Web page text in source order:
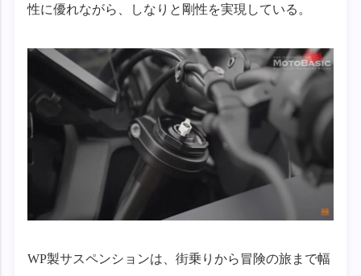
性に優れながら、しなりと剛性を実現している。
WP製サスペンションは、街乗りから冒険の旅まで幅